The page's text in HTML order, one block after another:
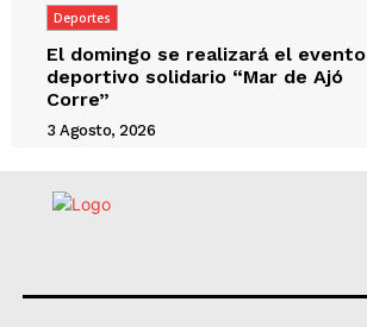
Deportes
El domingo se realizará el evento
deportivo solidario “Mar de Ajó
Corre”
3 Agosto, 2026